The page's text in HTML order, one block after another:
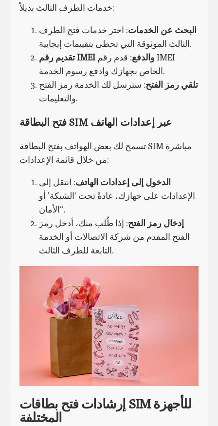
خدمات الطرف الثالث بديلاً:
البحث عن الخدمات: اختر خدمات فتح الطرف
الثالث الموثوقة التي تحظى بتقييمات إيجابية.
تقديم رقم IMEI والدفع: قدم رقم IMEI
الخاص بجهازك وادفع رسوم الخدمة.
تلقي رمز الفتح: سترسل لك الخدمة رمز الفتح
والتعليمات.
فتح البطاقة SIM عبر إعدادات الهاتف
تسمح لك بعض الهواتف بفتح البطاقة SIM مباشرة
من خلال قائمة الإعدادات:
الدخول إلى إعدادات الهاتف: انتقل إلى
الإعدادات على جهازك، عادةً تحت ‘الشبكة’ أو
‘الأمان’.
إدخال رمز الفتح: إذا طُلب منك، أدخل رمز
الفتح المقدم من شركة الاتصالات أو الخدمة
التابعة للطرف الثالث.
إرشادات فتح بطاقات SIM للأجهزة
المختلفة